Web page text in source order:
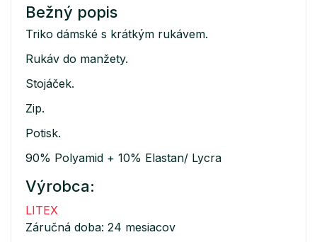
Bežný popis
Triko dámské s krátkým rukávem.
Rukáv do manžety.
Stojáček.
Zip.
Potisk.
90% Polyamid + 10% Elastan/ Lycra
Výrobca:
LITEX
Záručná doba: 24 mesiacov